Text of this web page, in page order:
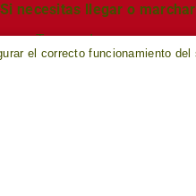
Si necesitas llegar o
Te agradecemos que
bienvenida en Llar de
el correcto funcionamiento